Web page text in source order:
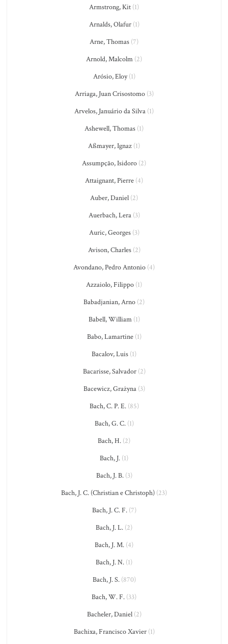
Armstrong, Kit (1)
Arnalds, Olafur(1)
Arne, Thomas (7)
Arnold, Malcolm (2)
Arósio, Eloy(1)
Arriaga, Juan Crisostomo(3)
Arvelos, Januário da Silva (1)
Ashewell, Thomas (1)
Aßmayer, Ignaz (1)
Assumpção, Isidoro (2)
Attaignant, Pierre (4)
Auber, Daniel (2)
Auerbach, Lera(3)
Auric, Georges(3)
Avison, Charles(2)
Avondano, Pedro Antonio (4)
Azzaiolo, Filippo (1)
Babadjanian, Arno (2)
Babell, William(1)
Babo, Lamartine(1)
Bacalov, Luis (1)
Bacarisse, Salvador(2)
Bacewicz, Grażyna(3)
Bach, C. P. E.(85)
Bach, G. C.(1)
Bach, H. (2)
Bach, J. (1)
Bach, J. B.(3)
Bach, J. C. (Christian e Christoph) (23)
Bach, J. C. F.(7)
Bach, J. L. (2)
Bach, J. M. (4)
Bach, J. N. (1)
Bach, J. S.(870)
Bach, W. F. (33)
Bacheler, Daniel(2)
Bachixa, Francisco Xavier(1)